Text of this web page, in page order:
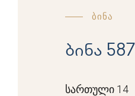
ბინა
ბინა 587
სართული 14